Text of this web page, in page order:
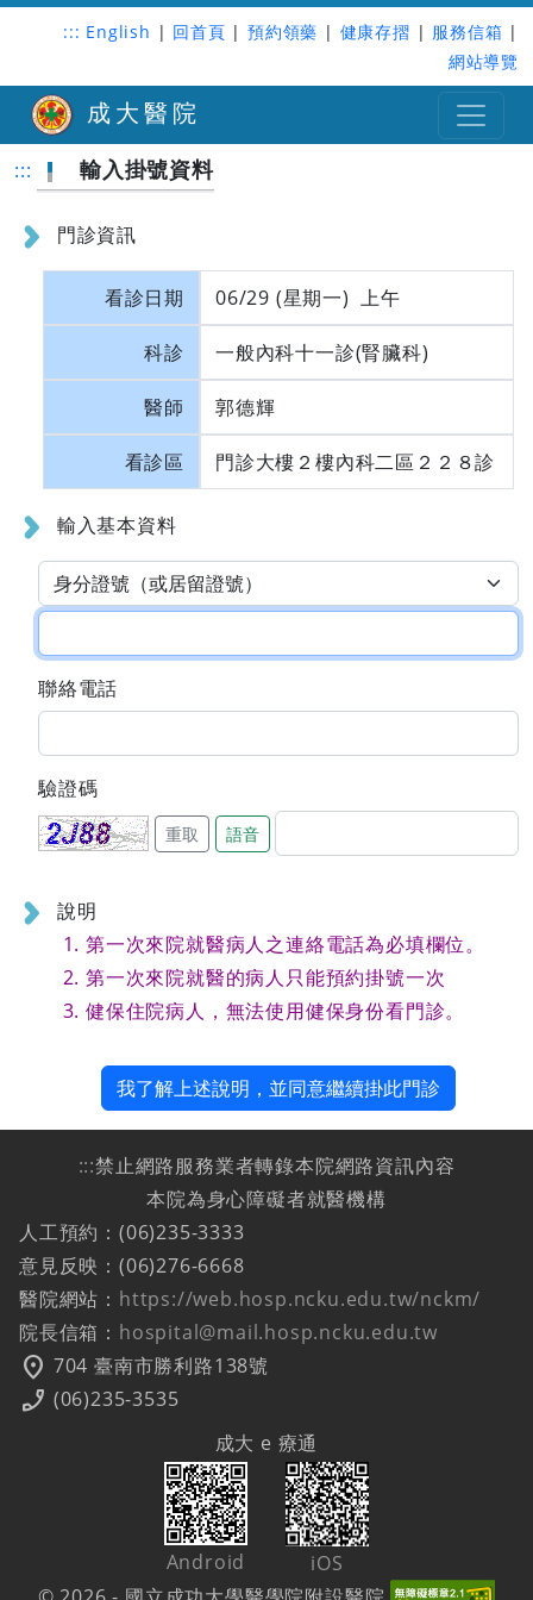
::: English | 回首頁 | 預約領藥 | 健康存摺 | 服務信箱 |
網站導覽
成大醫院
::: 輸入掛號資料
門診資訊
看診日期 06/29 (星期一) 上午
科診 一般內科十一診(腎臟科)
醫師 郭德輝
看診區 門診大樓２樓內科二區２２８診
輸入基本資料
聯絡電話
驗證碼
重取 語音
說明
第一次來院就醫病人之連絡電話為必填欄位。
第一次來院就醫的病人只能預約掛號一次
健保住院病人，無法使用健保身份看門診。
我了解上述說明，並同意繼續掛此門診
:::禁止網路服務業者轉錄本院網路資訊內容
本院為身心障礙者就醫機構
人工預約：(06)235-3333
意見反映：(06)276-6668
醫院網站： https://web.hosp.ncku.edu.tw/nckm/
院長信箱： hospital@mail.hosp.ncku.edu.tw
location_on 704 臺南市勝利路138號
phone_enabled (06)235-3535
成大 e 療通
Android
iOS